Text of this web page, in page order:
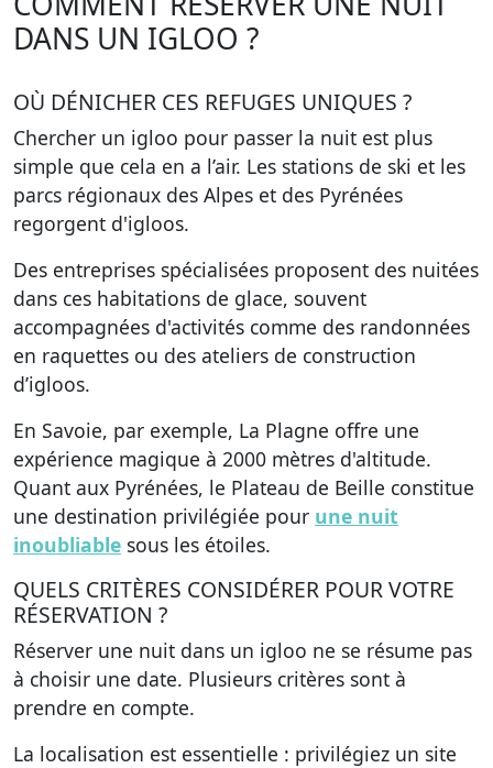
DANS UN IGLOO ?
OÙ DÉNICHER CES REFUGES UNIQUES ?
Chercher un igloo pour passer la nuit est plus
simple que cela en a l’air. Les stations de ski et les
parcs régionaux des Alpes et des Pyrénées
regorgent d'igloos.
Des entreprises spécialisées proposent des nuitées
dans ces habitations de glace, souvent
accompagnées d'activités comme des randonnées
en raquettes ou des ateliers de construction
d’igloos.
En Savoie, par exemple, La Plagne offre une
expérience magique à 2000 mètres d'altitude.
Quant aux Pyrénées, le Plateau de Beille constitue
une destination privilégiée pour une nuit
inoubliable sous les étoiles.
QUELS CRITÈRES CONSIDÉRER POUR VOTRE
RÉSERVATION ?
Réserver une nuit dans un igloo ne se résume pas
à choisir une date. Plusieurs critères sont à
prendre en compte.
La localisation est essentielle : privilégiez un site